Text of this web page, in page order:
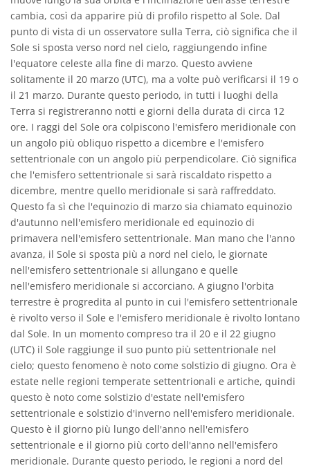
cambia, così da apparire più di profilo rispetto al Sole. Dal
punto di vista di un osservatore sulla Terra, ciò significa che il
Sole si sposta verso nord nel cielo, raggiungendo infine
l'equatore celeste alla fine di marzo. Questo avviene
solitamente il 20 marzo (UTC), ma a volte può verificarsi il 19 o
il 21 marzo. Durante questo periodo, in tutti i luoghi della
Terra si registreranno notti e giorni della durata di circa 12
ore. I raggi del Sole ora colpiscono l'emisfero meridionale con
un angolo più obliquo rispetto a dicembre e l'emisfero
settentrionale con un angolo più perpendicolare. Ciò significa
che l'emisfero settentrionale si sarà riscaldato rispetto a
dicembre, mentre quello meridionale si sarà raffreddato.
Questo fa sì che l'equinozio di marzo sia chiamato equinozio
d'autunno nell'emisfero meridionale ed equinozio di
primavera nell'emisfero settentrionale. Man mano che l'anno
avanza, il Sole si sposta più a nord nel cielo, le giornate
nell'emisfero settentrionale si allungano e quelle
nell'emisfero meridionale si accorciano. A giugno l'orbita
terrestre è progredita al punto in cui l'emisfero settentrionale
è rivolto verso il Sole e l'emisfero meridionale è rivolto lontano
dal Sole. In un momento compreso tra il 20 e il 22 giugno
(UTC) il Sole raggiunge il suo punto più settentrionale nel
cielo; questo fenomeno è noto come solstizio di giugno. Ora è
estate nelle regioni temperate settentrionali e artiche, quindi
questo è noto come solstizio d'estate nell'emisfero
settentrionale e solstizio d'inverno nell'emisfero meridionale.
Questo è il giorno più lungo dell'anno nell'emisfero
settentrionale e il giorno più corto dell'anno nell'emisfero
meridionale. Durante questo periodo, le regioni a nord del